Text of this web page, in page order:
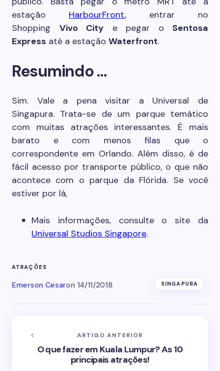
estação HarbourFront, entrar no
Shopping Vivo City e pegar o Sentosa
Express até a estação Waterfront.
Resumindo …
Sim. Vale a pena visitar a Universal de
Singapura. Trata-se de um parque temático
com muitas atrações interessantes. É mais
barato e com menos filas que o
correspondente em Orlando. Além disso, é de
fácil acesso por transporte público, o que não
acontece com o parque da Flórida. Se você
estiver por lá,
Mais informações, consulte o site da
Universal Studios Singapore.
ATRAÇÕES
Emerson Cesaron 14/11/2018 SINGAPURA
ARTIGO ANTERIOR
O que fazer em Kuala Lumpur? As 10
principais atrações!